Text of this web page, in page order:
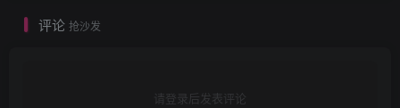
评论 抢沙发
请登录后发表评论